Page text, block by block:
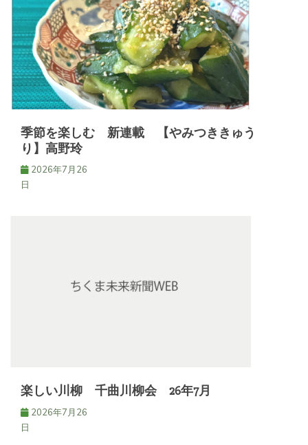
シ
ョ
ン
季節を楽しむ 新連載 【やみつききゅう
り】高野玲
2026年7月26
日
楽しい川柳 千曲川柳会 26年7月
2026年7月26
日